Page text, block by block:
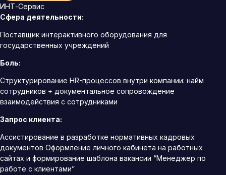
ИНТ-Сервис
Сфера деятельности:
Поставщик интерактивного оборудования для
государственных учреждений
Боль:
Структурирование HR-процессов внутри компании: найм
сотрудников + документальное сопровождение
взаимодействия с сотрудниками
Запрос клиента:
Ассистирование в разработке нормативных кадровых
документов Оформление личного кабинета на работных
сайтах и формирование шаблона вакансии “Менеджер по
работе с клиентами”